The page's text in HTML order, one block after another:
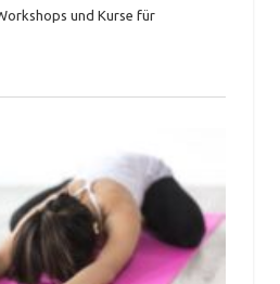
und Kurse für